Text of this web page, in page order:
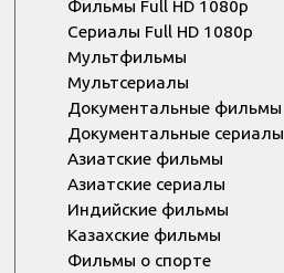
Фильмы Full HD 1080p
Сериалы Full HD 1080p
Мультфильмы
Мультсериалы
Документальные фильмы
Документальные сериалы
Азиатские фильмы
Азиатские сериалы
Индийские фильмы
Казахские фильмы
Фильмы о спорте